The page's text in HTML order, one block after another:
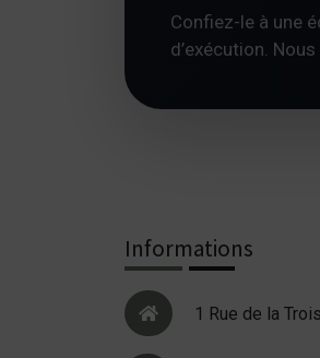
Confiez-le à une
d’exécution.
Informations
1 Rue de la